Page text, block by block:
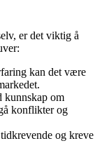
er det viktig å
kan det være
kunnskap om
konflikter og
og kreve